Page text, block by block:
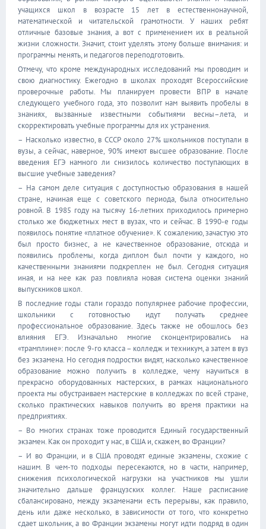
учащихся школ в возрасте 15 лет в естественнонаучной,
математической и читательской грамотности. У наших ребят
отличные базовые знания, а вот с применением их в реальной
жизни сложности. Значит, стоит уделять этому больше внимания: и
программы менять, и педагогов переподготовить.
Отмечу, что кроме международных исследований мы проводим и
свою диагностику. Ежегодно в школах проходят Всероссийские
проверочные работы. Мы планируем провести ВПР в начале
следующего учебного года, это позволит нам выявить пробелы в
знаниях, вызванные известными событиями весны–лета, и
скорректировать учебные программы для их устранения.
– Насколько известно, в СССР около 27% школьников поступали в
вузы, а сейчас, наверное, 90% имеют высшее образование. После
введения ЕГЭ намного ли снизилось количество поступающих в
высшие учебные заведения?
– На самом деле ситуация с доступностью образования в нашей
стране, начиная еще с советского периода, была относительно
ровной. В 1985 году на тысячу 16-летних приходилось примерно
столько же бюджетных мест в вузах, что и сейчас. В 1990-е годы
появилось понятие «платное обучение». К сожалению, зачастую это
был просто бизнес, а не качественное образование, отсюда и
появились проблемы, когда диплом был почти у каждого, но
качественными знаниями подкреплен не был. Сегодня ситуация
иная, и на нее как раз повлияла новая система оценки знаний
выпускников школ.
В последние годы стали гораздо популярнее рабочие профессии,
школьники с готовностью идут получать среднее
профессиональное образование. Здесь также не обошлось без
влияния ЕГЭ. Изначально многие сконцентрировались на
«трамплине»: после 9-го класса – колледж и техникум, а затем в вуз
без экзамена. Но сегодня подростки видят, насколько качественное
образование можно получить в колледже, чему научиться в
прекрасно оборудованных мастерских, в рамках национального
проекта мы обустраиваем мастерские в колледжах по всей стране,
сколько практических навыков получить во время практики на
предприятиях.
– Во многих странах тоже проводится Единый государственный
экзамен. Как он проходит у нас, в США и, скажем, во Франции?
– И во Франции, и в США проводят единые экзамены, схожие с
нашим. В чем-то подходы пересекаются, но в части, например,
снижения психологической нагрузки на участников мы ушли
значительно дальше французских коллег. Наше расписание
сбалансировано, между экзаменами есть перерывы, как правило,
день или даже несколько, в зависимости от того, что конкретно
сдает школьник, а во Франции экзамены могут идти подряд в один